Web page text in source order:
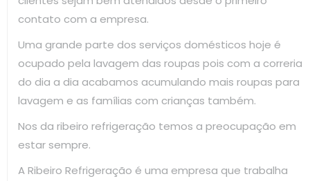
contato com a empresa.
Uma grande parte dos serviços domésticos hoje é
ocupado pela lavagem das roupas pois com a correria
do dia a dia acabamos acumulando mais roupas para
lavagem e as famílias com crianças também.
Nos da ribeiro refrigeração temos a preocupação em
estar sempre.
A Ribeiro Refrigeração é uma empresa que trabalha